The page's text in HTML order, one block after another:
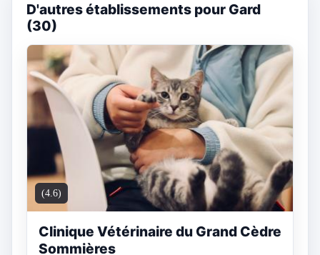
D'autres établissements pour Gard
(30)
(4.6)
Clinique Vétérinaire du Grand Cèdre
Sommières